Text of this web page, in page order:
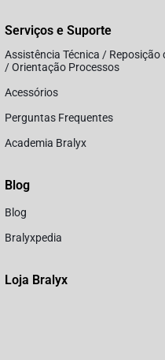
Serviços e Suporte
Assistência Técnica / Reposição
/ Orientação Processos
Acessórios
Perguntas Frequentes
Academia Bralyx
Blog
Blog
Bralyxpedia
Loja Bralyx